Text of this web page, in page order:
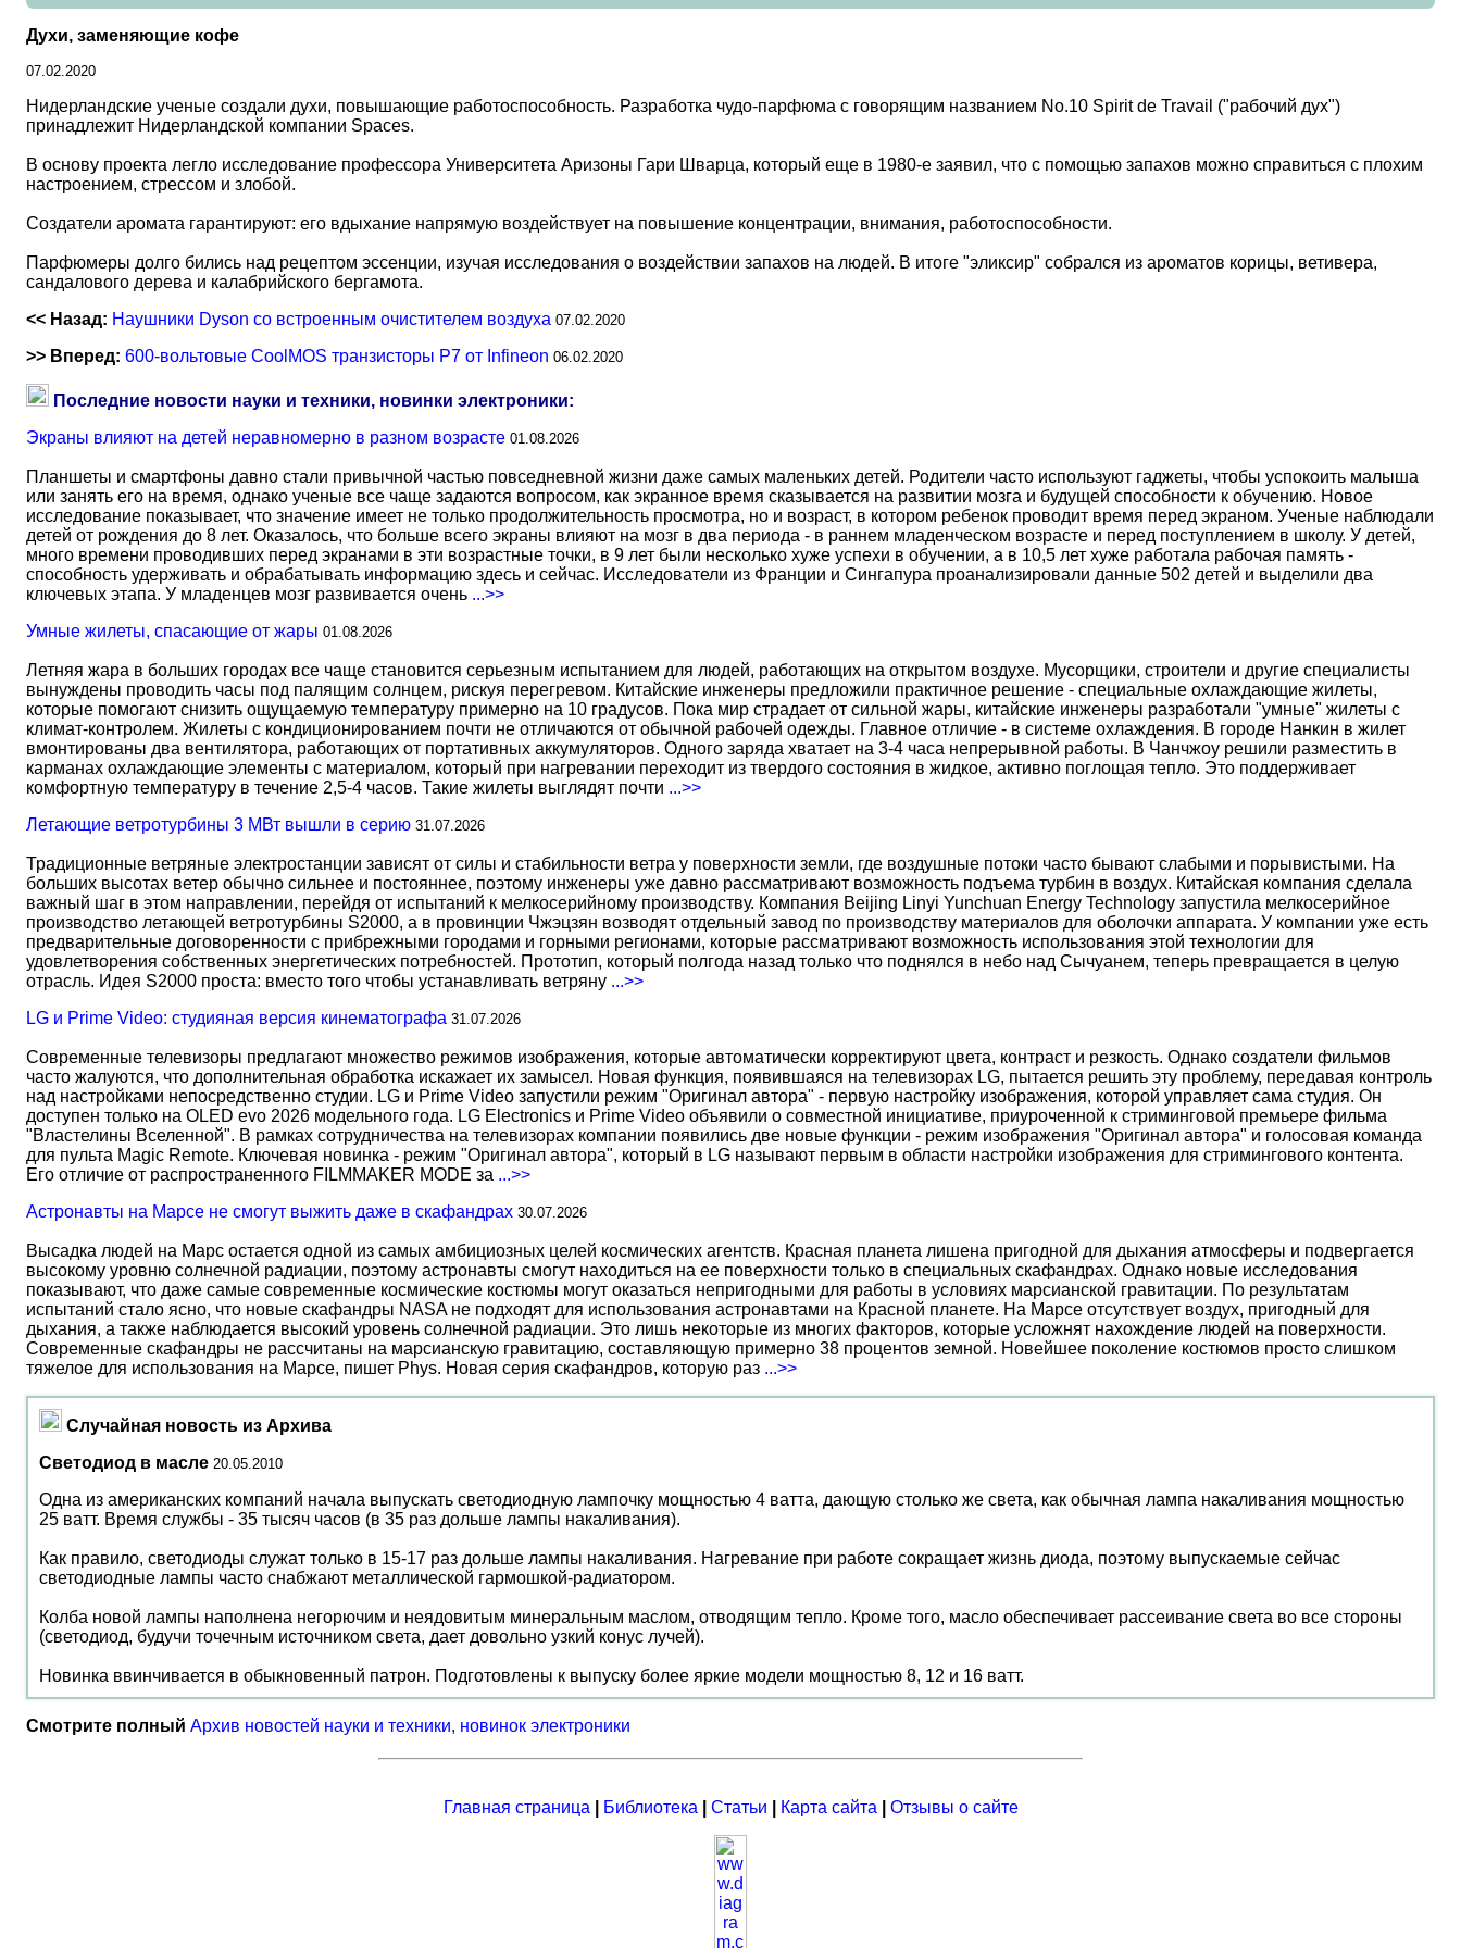
Духи, заменяющие кофе
07.02.2020
Нидерландские ученые создали духи, повышающие работоспособность. Разработка чудо-парфюма с говорящим названием No.10 Spirit de Travail ("рабочий дух")
принадлежит Нидерландской компании Spaces.
В основу проекта легло исследование профессора Университета Аризоны Гари Шварца, который еще в 1980-е заявил, что с помощью запахов можно справиться с плохим
настроением, стрессом и злобой.
Создатели аромата гарантируют: его вдыхание напрямую воздействует на повышение концентрации, внимания, работоспособности.
Парфюмеры долго бились над рецептом эссенции, изучая исследования о воздействии запахов на людей. В итоге "эликсир" собрался из ароматов корицы, ветивера,
сандалового дерева и калабрийского бергамота.
<< Назад: Наушники Dyson со встроенным очистителем воздуха 07.02.2020
>> Вперед: 600-вольтовые CoolMOS транзисторы P7 от Infineon 06.02.2020
Последние новости науки и техники, новинки электроники:
Экраны влияют на детей неравномерно в разном возрасте 01.08.2026
Планшеты и смартфоны давно стали привычной частью повседневной жизни даже самых маленьких детей. Родители часто используют гаджеты, чтобы успокоить малыша
или занять его на время, однако ученые все чаще задаются вопросом, как экранное время сказывается на развитии мозга и будущей способности к обучению. Новое
исследование показывает, что значение имеет не только продолжительность просмотра, но и возраст, в котором ребенок проводит время перед экраном. Ученые наблюдали
детей от рождения до 8 лет. Оказалось, что больше всего экраны влияют на мозг в два периода - в раннем младенческом возрасте и перед поступлением в школу. У детей,
много времени проводивших перед экранами в эти возрастные точки, в 9 лет были несколько хуже успехи в обучении, а в 10,5 лет хуже работала рабочая память -
способность удерживать и обрабатывать информацию здесь и сейчас. Исследователи из Франции и Сингапура проанализировали данные 502 детей и выделили два
ключевых этапа. У младенцев мозг развивается очень ...>>
Умные жилеты, спасающие от жары 01.08.2026
Летняя жара в больших городах все чаще становится серьезным испытанием для людей, работающих на открытом воздухе. Мусорщики, строители и другие специалисты
вынуждены проводить часы под палящим солнцем, рискуя перегревом. Китайские инженеры предложили практичное решение - специальные охлаждающие жилеты,
которые помогают снизить ощущаемую температуру примерно на 10 градусов. Пока мир страдает от сильной жары, китайские инженеры разработали "умные" жилеты с
климат-контролем. Жилеты с кондиционированием почти не отличаются от обычной рабочей одежды. Главное отличие - в системе охлаждения. В городе Нанкин в жилет
вмонтированы два вентилятора, работающих от портативных аккумуляторов. Одного заряда хватает на 3-4 часа непрерывной работы. В Чанчжоу решили разместить в
карманах охлаждающие элементы с материалом, который при нагревании переходит из твердого состояния в жидкое, активно поглощая тепло. Это поддерживает
комфортную температуру в течение 2,5-4 часов. Такие жилеты выглядят почти ...>>
Летающие ветротурбины 3 МВт вышли в серию 31.07.2026
Традиционные ветряные электростанции зависят от силы и стабильности ветра у поверхности земли, где воздушные потоки часто бывают слабыми и порывистыми. На
больших высотах ветер обычно сильнее и постояннее, поэтому инженеры уже давно рассматривают возможность подъема турбин в воздух. Китайская компания сделала
важный шаг в этом направлении, перейдя от испытаний к мелкосерийному производству. Компания Beijing Linyi Yunchuan Energy Technology запустила мелкосерийное
производство летающей ветротурбины S2000, а в провинции Чжэцзян возводят отдельный завод по производству материалов для оболочки аппарата. У компании уже есть
предварительные договоренности с прибрежными городами и горными регионами, которые рассматривают возможность использования этой технологии для
удовлетворения собственных энергетических потребностей. Прототип, который полгода назад только что поднялся в небо над Сычуанем, теперь превращается в целую
отрасль. Идея S2000 проста: вместо того чтобы устанавливать ветряну ...>>
LG и Prime Video: студияная версия кинематографа 31.07.2026
Современные телевизоры предлагают множество режимов изображения, которые автоматически корректируют цвета, контраст и резкость. Однако создатели фильмов
часто жалуются, что дополнительная обработка искажает их замысел. Новая функция, появившаяся на телевизорах LG, пытается решить эту проблему, передавая контроль
над настройками непосредственно студии. LG и Prime Video запустили режим "Оригинал автора" - первую настройку изображения, которой управляет сама студия. Он
доступен только на OLED evo 2026 модельного года. LG Electronics и Prime Video объявили о совместной инициативе, приуроченной к стриминговой премьере фильма
"Властелины Вселенной". В рамках сотрудничества на телевизорах компании появились две новые функции - режим изображения "Оригинал автора" и голосовая команда
для пульта Magic Remote. Ключевая новинка - режим "Оригинал автора", который в LG называют первым в области настройки изображения для стримингового контента.
Его отличие от распространенного FILMMAKER MODE за ...>>
Астронавты на Марсе не смогут выжить даже в скафандрах 30.07.2026
Высадка людей на Марс остается одной из самых амбициозных целей космических агентств. Красная планета лишена пригодной для дыхания атмосферы и подвергается
высокому уровню солнечной радиации, поэтому астронавты смогут находиться на ее поверхности только в специальных скафандрах. Однако новые исследования
показывают, что даже самые современные космические костюмы могут оказаться непригодными для работы в условиях марсианской гравитации. По результатам
испытаний стало ясно, что новые скафандры NASA не подходят для использования астронавтами на Красной планете. На Марсе отсутствует воздух, пригодный для
дыхания, а также наблюдается высокий уровень солнечной радиации. Это лишь некоторые из многих факторов, которые усложнят нахождение людей на поверхности.
Современные скафандры не рассчитаны на марсианскую гравитацию, составляющую примерно 38 процентов земной. Новейшее поколение костюмов просто слишком
тяжелое для использования на Марсе, пишет Phys. Новая серия скафандров, которую раз ...>>
Случайная новость из Архива
Светодиод в масле 20.05.2010
Одна из американских компаний начала выпускать светодиодную лампочку мощностью 4 ватта, дающую столько же света, как обычная лампа накаливания мощностью
25 ватт. Время службы - 35 тысяч часов (в 35 раз дольше лампы накаливания).
Как правило, светодиоды служат только в 15-17 раз дольше лампы накаливания. Нагревание при работе сокращает жизнь диода, поэтому выпускаемые сейчас
светодиодные лампы часто снабжают металлической гармошкой-радиатором.
Колба новой лампы наполнена негорючим и неядовитым минеральным маслом, отводящим тепло. Кроме того, масло обеспечивает рассеивание света во все стороны
(светодиод, будучи точечным источником света, дает довольно узкий конус лучей).
Новинка ввинчивается в обыкновенный патрон. Подготовлены к выпуску более яркие модели мощностью 8, 12 и 16 ватт.
Смотрите полный Архив новостей науки и техники, новинок электроники
Главная страница Библиотека Статьи Карта сайта Отзывы о сайте